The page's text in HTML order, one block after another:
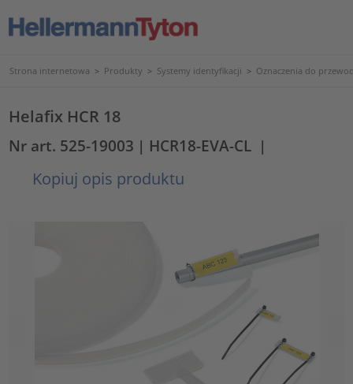
Strona internetowa > Produkty > Systemy identyfikacji > Oznaczenia do
Helafix HCR 18
Nr art. 525-19003 | HCR18-EVA-CL |
Kopiuj opis produktu